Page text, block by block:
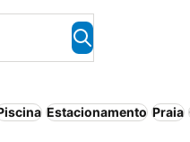
Estacionamento Praia